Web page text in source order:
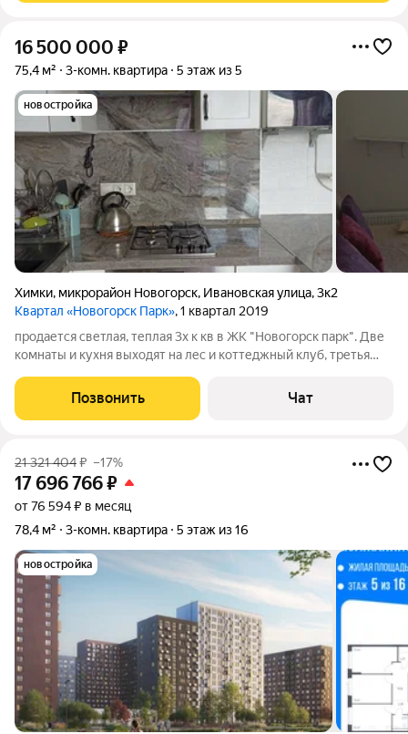
16 500 000 ₽
75,4 м² 3-комн. квартира 5 этаж из 5
новостройка
Химки, микрорайон Новогорск, Ивановская улица,3к2
Квартал «Новогорск Парк», 1 квартал 2019
продается светлая, теплая 3х к кв в ЖК "Новогорск парк". Две
комнаты и кухня выходят на лес и коттеджный клуб, третья
белки, лисы и даже лоси. Лес протяженностью более 7 км
выходит с одной
Позвонить Чат
21 321 404₽ –17%
17 696 766₽
от 76 594 ₽ в месяц
78,4 м²
3-комн. квартира 5 этаж из 16
новостройка